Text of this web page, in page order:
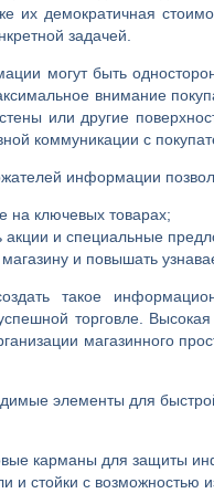
их демократичная
задачей.
могут быть
внимание
или другие
коммуникации с
информации
на ключевых товарах;
акции и специальные
и повышать
такое
торговле.
магазинного
элементы для
карманы для защиты
и стойки с возможностью